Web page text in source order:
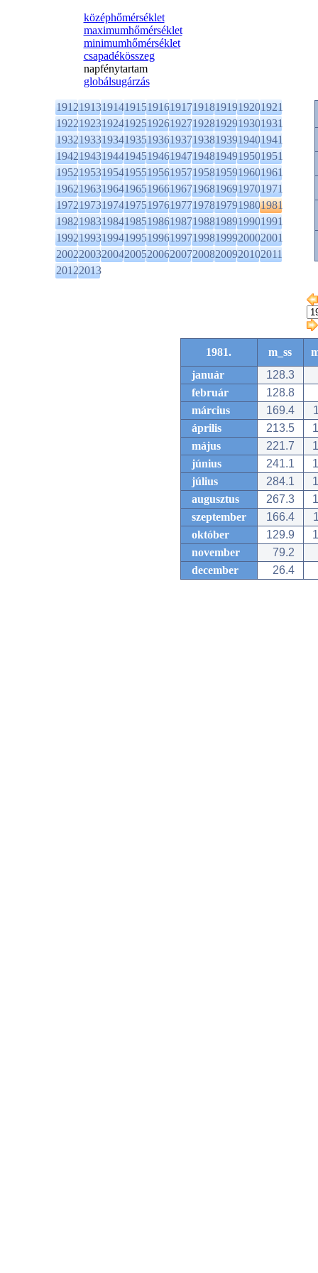
középhőmérséklet
maximumhőmérséklet
minimumhőmérséklet
csapadékösszeg
napfénytartam
globálsugárzás
1912191319141915191619171918191919201921
1922192319241925192619271928192919301931
1932193319341935193619371938193919401941
1942194319441945194619471948194919501951
1952195319541955195619571958195919601961
1962196319641965196619671968196919701971
1972197319741975197619771978197919801981
1982198319841985198619871988198919901991
1992199319941995199619971998199920002001
2002200320042005200620072008200920102011
20122013
1981. m_ss
január
128.3
február
128.8
március
169.4
április
213.5
május
221.7
június
241.1
július
284.1
augusztus
267.3
szeptember
166.4
október
129.9
november
79.2
december
26.4